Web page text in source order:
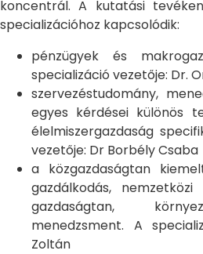
koncentrál. A kutatási
specializációhoz kapcsolódik:
pénzügyek és
specializáció vezetője: Dr.
szervezéstudomány,
egyes kérdései különös
élelmiszergazdaság
vezetője: Dr Borbély Csaba
a közgazdaságtan
gazdálkodás,
gazdaságtan,
menedzsment. A
Zoltán